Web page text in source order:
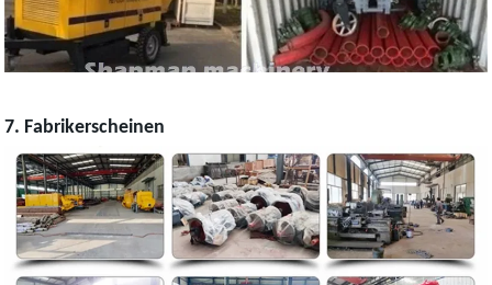
7. Fabrikerscheinen